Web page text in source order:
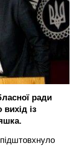
ради
із